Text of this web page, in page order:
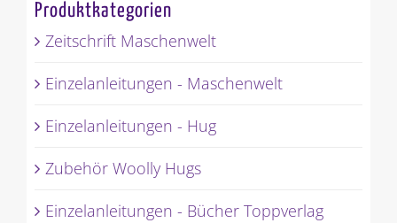
Produktkategorien
Zeitschrift Maschenwelt
Einzelanleitungen - Maschenwelt
Einzelanleitungen - Hug
Zubehör Woolly Hugs
Einzelanleitungen - Bücher Toppverlag